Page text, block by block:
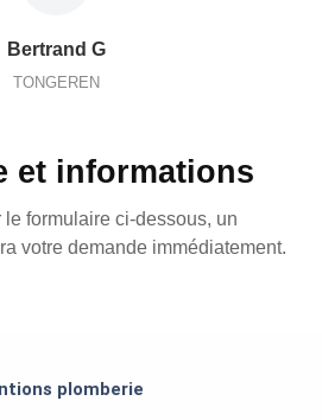
Bertrand G
TONGEREN
et informations
formulaire ci-dessous, un
votre demande immédiatement.
plomberie